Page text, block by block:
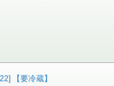
【要冷蔵】